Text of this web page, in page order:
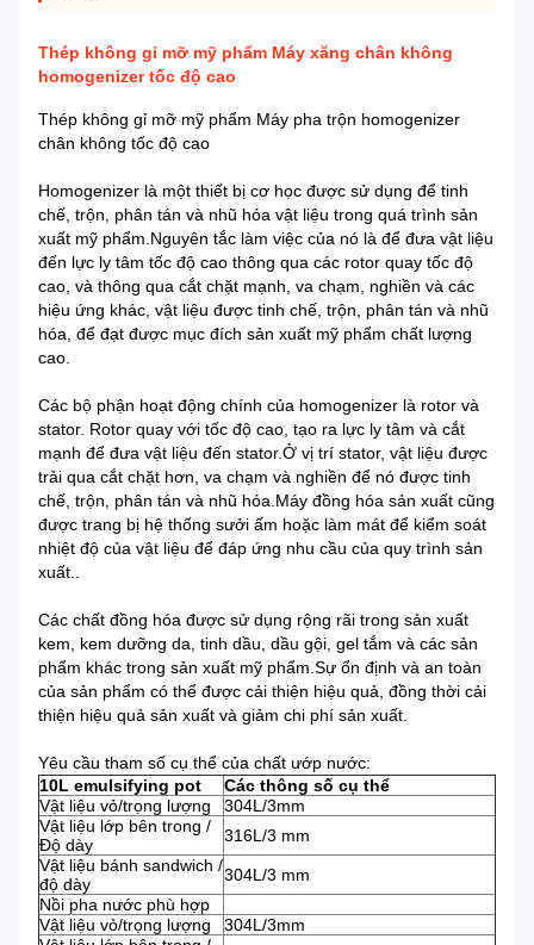
Thép không gỉ mỡ mỹ phẩm Máy xăng chân không
homogenizer tốc độ cao
Thép không gỉ mỡ mỹ phẩm Máy pha trộn homogenizer
chân không tốc độ cao
Homogenizer là một thiết bị cơ học được sử dụng để tinh
chế, trộn, phân tán và nhũ hóa vật liệu trong quá trình sản
xuất mỹ phẩm.Nguyên tắc làm việc của nó là để đưa vật liệu
đến lực ly tâm tốc độ cao thông qua các rotor quay tốc độ
cao, và thông qua cắt chặt mạnh, va chạm, nghiền và các
hiệu ứng khác, vật liệu được tinh chế, trộn, phân tán và nhũ
hóa, để đạt được mục đích sản xuất mỹ phẩm chất lượng
cao.
Các bộ phận hoạt động chính của homogenizer là rotor và
stator. Rotor quay với tốc độ cao, tạo ra lực ly tâm và cắt
mạnh để đưa vật liệu đến stator.Ở vị trí stator, vật liệu được
trải qua cắt chặt hơn, va chạm và nghiền để nó được tinh
chế, trộn, phân tán và nhũ hóa.Máy đồng hóa sản xuất cũng
được trang bị hệ thống sưởi ấm hoặc làm mát để kiểm soát
nhiệt độ của vật liệu để đáp ứng nhu cầu của quy trình sản
xuất..
Các chất đồng hóa được sử dụng rộng rãi trong sản xuất
kem, kem dưỡng da, tinh dầu, dầu gội, gel tắm và các sản
phẩm khác trong sản xuất mỹ phẩm.Sự ổn định và an toàn
của sản phẩm có thể được cải thiện hiệu quả, đồng thời cải
thiện hiệu quả sản xuất và giảm chi phí sản xuất.
Yêu cầu tham số cụ thể của chất ướp nước:
10L emulsifying pot
Các thông số cụ thể
Vật liệu vỏ/trọng lượng
304L/3mm
Vật liệu lớp bên trong /
Độ dày
316L/3 mm
Vật liệu bánh sandwich /
độ dày
304L/3 mm
Nồi pha nước phù hợp
Vật liệu vỏ/trọng lượng
304L/3mm